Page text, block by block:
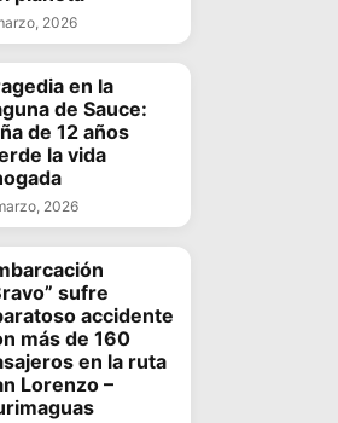
2026
en la
de Sauce:
de 12 años
la vida
2026
sufre
accidente
más de 160
en la ruta
Lorenzo –